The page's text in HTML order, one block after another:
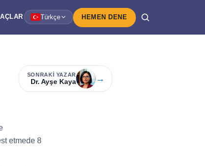
Türkçe HEMEN DENE
SONRAKI YAZAR
Dr. Ayşe Kaya →
etmede 8